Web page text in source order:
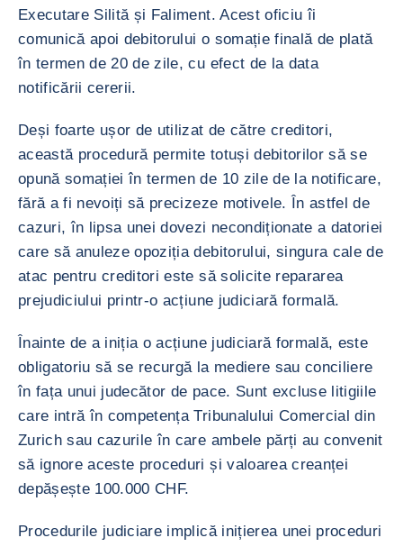
Executare Silită și Faliment. Acest oficiu îi
comunică apoi debitorului o somație finală de plată
în termen de 20 de zile, cu efect de la data
notificării cererii.
Deși foarte ușor de utilizat de către creditori,
această procedură permite totuși debitorilor să se
opună somației în termen de 10 zile de la notificare,
fără a fi nevoiți să precizeze motivele. În astfel de
cazuri, în lipsa unei dovezi necondiționate a datoriei
care să anuleze opoziția debitorului, singura cale de
atac pentru creditori este să solicite repararea
prejudiciului printr-o acțiune judiciară formală.
Înainte de a iniția o acțiune judiciară formală, este
obligatoriu să se recurgă la mediere sau conciliere
în fața unui judecător de pace. Sunt excluse litigiile
care intră în competența Tribunalului Comercial din
Zurich sau cazurile în care ambele părți au convenit
să ignore aceste proceduri și valoarea creanței
depășește 100.000 CHF.
Procedurile judiciare implică inițierea unei proceduri